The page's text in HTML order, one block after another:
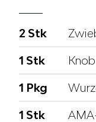
2 Stk
1 Stk
1 Pkg
1 Stk